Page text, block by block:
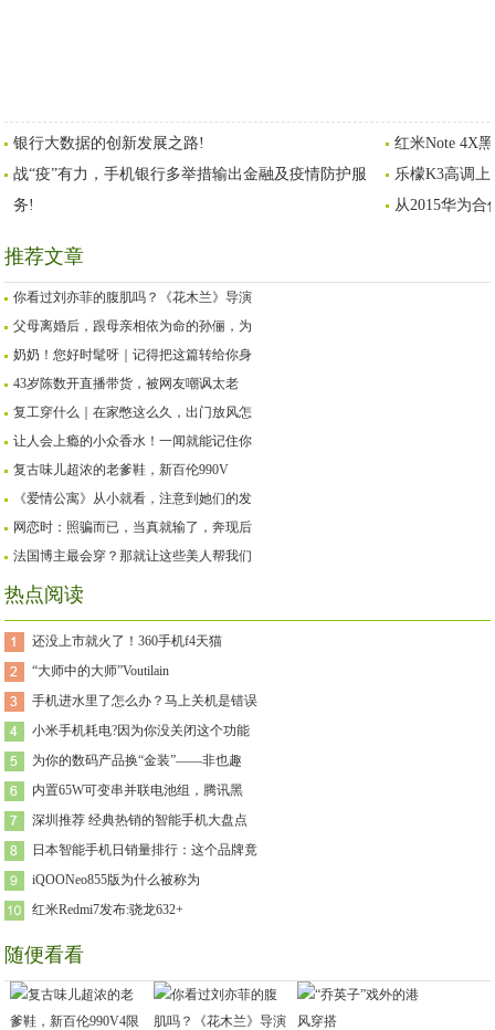
银行大数据的创新发展之路!
红米Note 4X
战“疫”有力，手机银行多举措输出金融及疫情防护服
务!
乐檬K3高调
从2015华为
推荐文章
你看过刘亦菲的腹肌吗？《花木兰》导演
父母离婚后，跟母亲相依为命的孙俪，为
奶奶！您好时髦呀｜记得把这篇转给你身
43岁陈数开直播带货，被网友嘲讽太老
复工穿什么｜在家憋这么久，出门放风怎
让人会上瘾的小众香水！一闻就能记住你
复古味儿超浓的老爹鞋，新百伦990V
《爱情公寓》从小就看，注意到她们的发
网恋时：照骗而已，当真就输了，奔现后
法国博主最会穿？那就让这些美人帮我们
热点阅读
还没上市就火了！360手机f4天猫
“大师中的大师”Voutilain
手机进水里了怎么办？马上关机是错误
小米手机耗电?因为你没关闭这个功能
为你的数码产品换“金装”——非也趣
内置65W可变串并联电池组，腾讯黑
深圳推荐 经典热销的智能手机大盘点
日本智能手机日销量排行：这个品牌竟
iQOONeo855版为什么被称为
红米Redmi7发布:骁龙632+
随便看看